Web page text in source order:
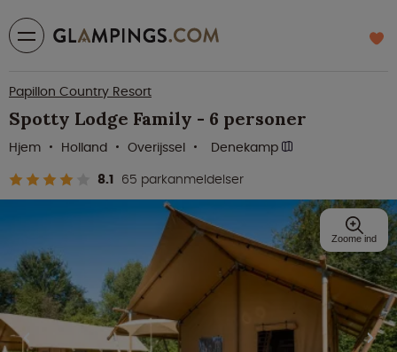
Papillon Country Resort
Spotty Lodge Family - 6 personer
8.1 65 parkanmeldelser
Hjem Holland Overijssel Denekamp
Zoome ind